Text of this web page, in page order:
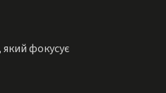
фокусує